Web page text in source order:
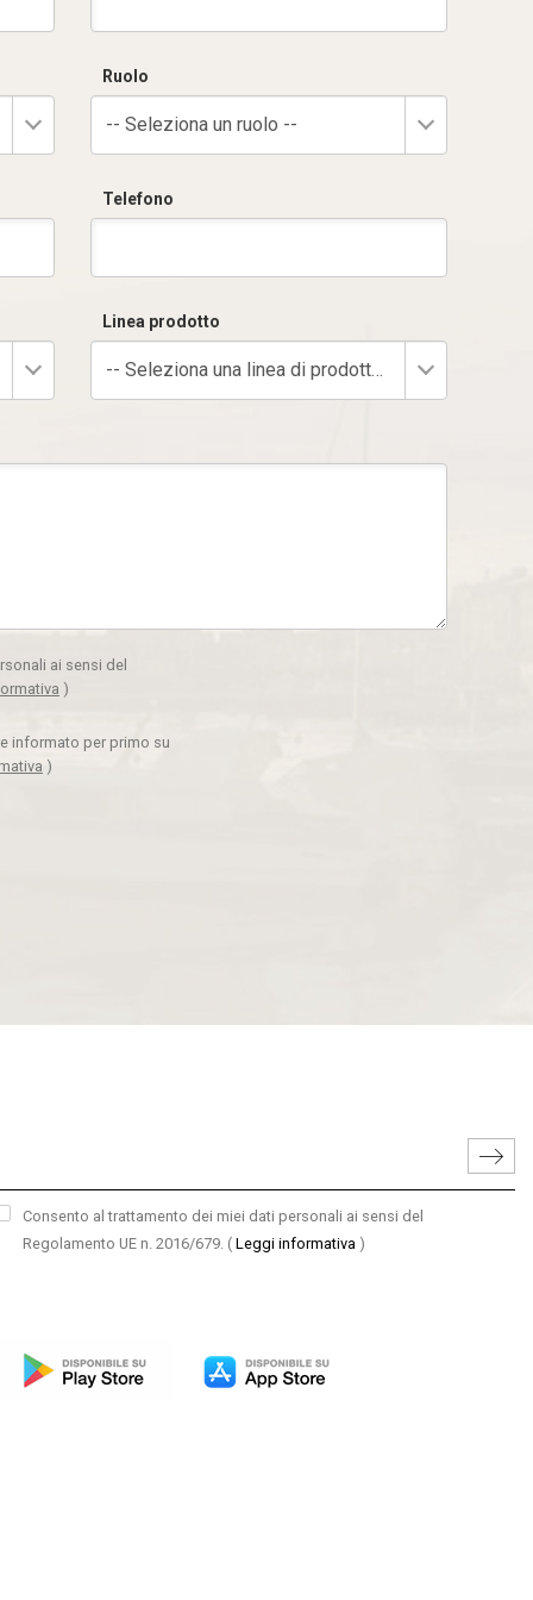
Ruolo
-- Seleziona un ruolo --
Telefono
Linea prodotto
-- Seleziona una linea di prodotto --
ai sensi del
)
informato per primo su
)
Consento al trattamento dei miei dati personali ai sensi del
Regolamento UE n. 2016/679. ( Leggi informativa )